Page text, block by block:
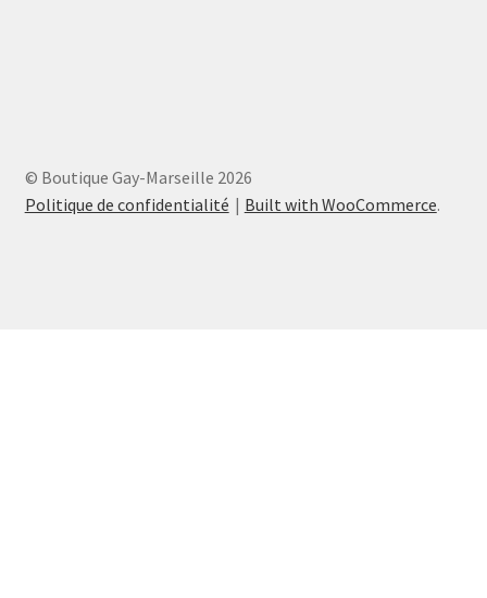
© Boutique Gay-Marseille 2026
Politique de confidentialité
Built with WooCommerce.